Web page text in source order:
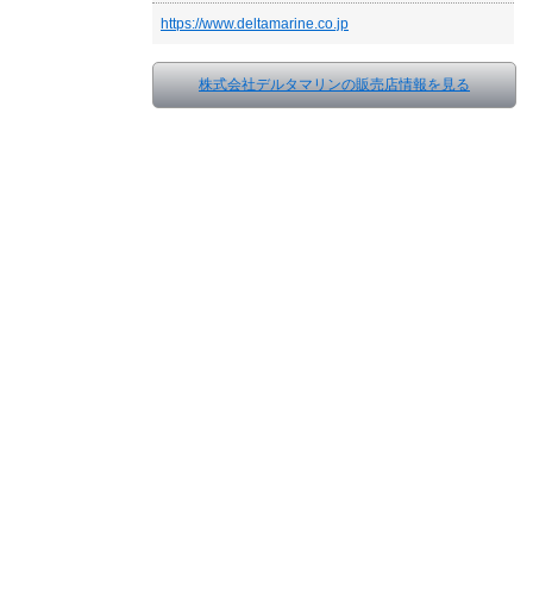
https://www.deltamarine.co.jp
株式会社デルタマリンの販売店情報を見る